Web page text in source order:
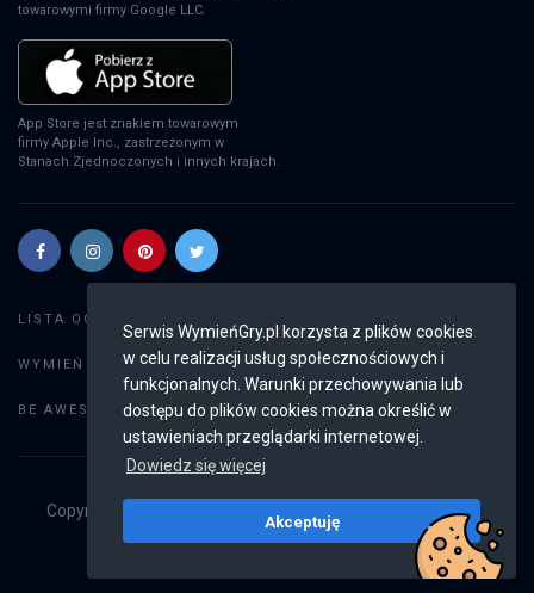
Serwis WymieńGry.pl korzysta z plików cookies
w celu realizacji usług społecznościowych i
funkcjonalnych. Warunki przechowywania lub
dostępu do plików cookies można określić w
ustawieniach przeglądarki internetowej.
Dowiedz się więcej
Akceptuję
towarowymi firmy Google LLC.
App Store jest znakiem towarowym
firmy Apple Inc., zastrzeżonym w
Stanach Zjednoczonych i innych krajach.
LISTA OGŁOSZEŃ:
WYMIEŃ GRY: Dodaj ogłoszenie
BE AWESOME: Weryfikacja konta
Copyright © 2019 - 2026
Wszystkie prawa
v2.8.4